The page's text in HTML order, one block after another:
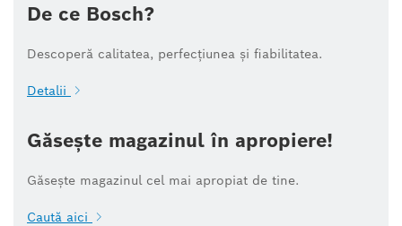
De ce Bosch?
Descoperă calitatea, perfecțiunea și fiabilitatea.
Detalii
Găsește magazinul în apropiere!
Găsește magazinul cel mai apropiat de tine.
Caută aici